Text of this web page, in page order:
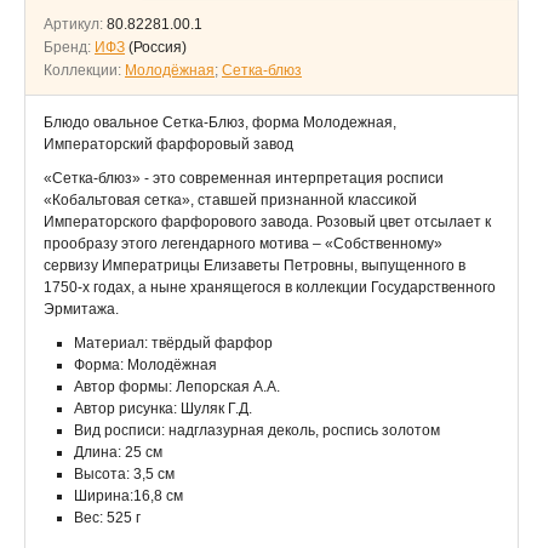
Артикул: 80.82281.00.1
Бренд: ИФЗ (Россия)
Коллекции: Молодёжная; Сетка-блюз
Блюдо овальное Сетка-Блюз, форма Молодежная,
Императорский фарфоровый завод
«Сетка-блюз» - это современная интерпретация росписи
«Кобальтовая сетка», ставшей признанной классикой
Императорского фарфорового завода. Розовый цвет отсылает к
прообразу этого легендарного мотива – «Собственному»
сервизу Императрицы Елизаветы Петровны, выпущенного в
1750-х годах, а ныне хранящегося в коллекции Государственного
Эрмитажа.
Материал: твёрдый фарфор
Форма: Молодёжная
Автор формы: Лепорская А.А.
Автор рисунка: Шуляк Г.Д.
Вид росписи: надглазурная деколь, роспись золотом
Длина: 25 см
Высота: 3,5 см
Ширина:16,8 см
Вес: 525 г